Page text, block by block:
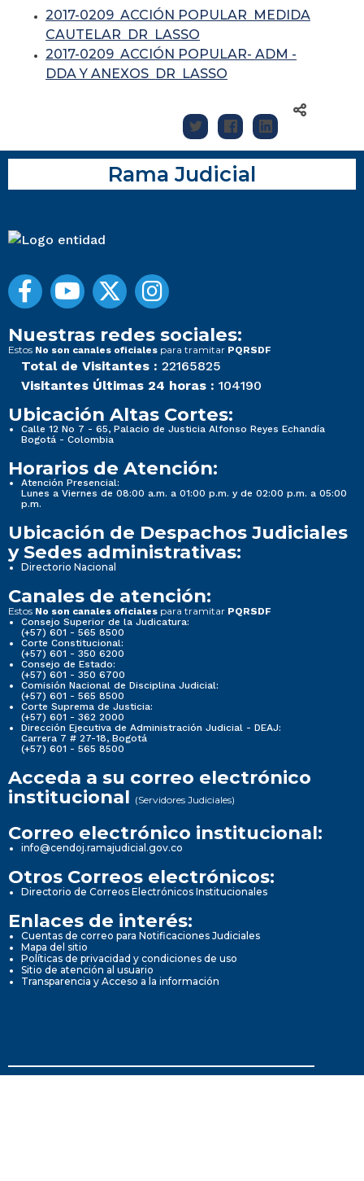
2017-0209 ACCIÓN POPULAR MEDIDA
CAUTELAR DR LASSO
2017-0209 ACCIÓN POPULAR- ADM -
DDA Y ANEXOS DR LASSO
Rama Judicial
Nuestras redes sociales:
Estos No son canales oficiales para tramitar PQRSDF
Total de Visitantes : 22165825
Visitantes Últimas 24 horas : 104190
Ubicación Altas Cortes:
Calle 12 No 7 - 65, Palacio de Justicia Alfonso Reyes Echandía
Bogotá - Colombia
Horarios de Atención:
Atención Presencial:
Lunes a Viernes de 08:00 a.m. a 01:00 p.m. y de 02:00 p.m. a 05:00
p.m.
Ubicación de Despachos Judiciales
y Sedes administrativas:
Directorio Nacional
Canales de atención:
Estos No son canales oficiales para tramitar PQRSDF
Consejo Superior de la Judicatura:
(+57) 601 - 565 8500
Corte Constitucional:
(+57) 601 - 350 6200
Consejo de Estado:
(+57) 601 - 350 6700
Comisión Nacional de Disciplina Judicial:
(+57) 601 - 565 8500
Corte Suprema de Justicia:
(+57) 601 - 362 2000
Dirección Ejecutiva de Administración Judicial - DEAJ:
Carrera 7 # 27-18, Bogotá
(+57) 601 - 565 8500
Acceda a su correo electrónico
institucional (Servidores Judiciales)
Correo electrónico institucional:
info@cendoj.ramajudicial.gov.co
Otros Correos electrónicos:
Directorio de Correos Electrónicos Institucionales
Enlaces de interés:
Cuentas de correo para Notificaciones Judiciales
Mapa del sitio
Políticas de privacidad y condiciones de uso
Sitio de atención al usuario
Transparencia y Acceso a la información